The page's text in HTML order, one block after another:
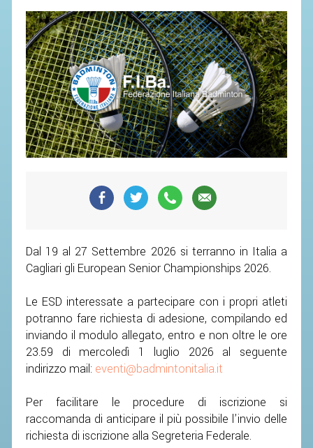
Dal 19 al 27 Settembre 2026 si terranno in Italia a
Cagliari gli European Senior Championships 2026.
Le ESD interessate a partecipare con i propri atleti
potranno fare richiesta di adesione, compilando ed
inviando il modulo allegato, entro e non oltre le ore
23.59 di mercoledì 1 luglio 2026 al seguente
indirizzo mail: eventi@badmintonitalia.it
Per facilitare le procedure di iscrizione si
raccomanda di anticipare il più possibile l’invio delle
richiesta di iscrizione alla Segreteria Federale.
CONTATTI
AVVISI E BANDI
CIRCOLARI
RESPONSABILITÀ SOCIALE
SAFEGUARDING
RICHIESTA PATROCINIO
GIUSTIZIA FEDERALE
PROVVEDIMENTI
ORGANI DI GIUSTIZIA FEDERALE
MAGLIA AZZURRA
STAFF TECNICO
CTF – PALABADMINTON
SCHEDE ATLETI
VOLA CON NOI